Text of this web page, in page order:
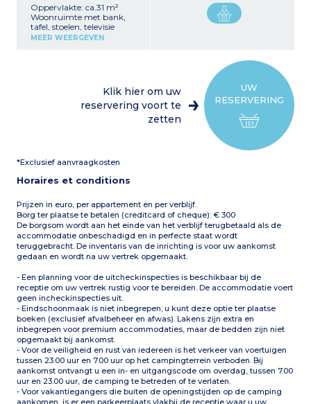
Oppervlakte: ca.31 m²
Woonruimte met bank,
tafel, stoelen, televisie
Uitgeruste kitchenette
1 slaapkamer met een
tweepersoonsbed (140x190
wastafel
Verwarming in alle kamers
Overdekt terras (13m²)
met tuinmeubilair en twee
ligstoelen
Max. capaciteit 6
personen, inclusief baby
MEER WEERGEVEN
UW
RESERVERING
Klik hier om uw
reservering voort te
zetten
*Exclusief aanvraagkosten
Horaires et conditions
Prijzen in euro, per appartement en per verblijf.
Borg ter plaatse te betalen (creditcard of cheque): € 300
De borgsom wordt aan het einde van het verblijf terugbetaald als de
accommodatie onbeschadigd en in perfecte staat wordt
teruggebracht. De inventaris van de inrichting is voor uw aankomst
gedaan en wordt na uw vertrek opgemaakt.
- Een planning voor de uitcheckinspecties is beschikbaar bij de
receptie om uw vertrek rustig voor te bereiden. De accommodatie voert
geen incheckinspecties uit.
- Eindschoonmaak is niet inbegrepen; u kunt deze optie ter plaatse
boeken (exclusief afvalbeheer en afwas). Lakens zijn extra en
inbegrepen voor premium accommodaties, maar de bedden zijn niet
opgemaakt bij aankomst.
- Voor de veiligheid en rust van iedereen is het verkeer van voertuigen
tussen 23.00 uur en 7.00 uur op het campingterrein verboden. Bij
aankomst ontvangt u een in- en uitgangscode om overdag, tussen 7.00
uur en 23.00 uur, de camping te betreden of te verlaten.
- Voor vakantiegangers die buiten de openingstijden op de camping